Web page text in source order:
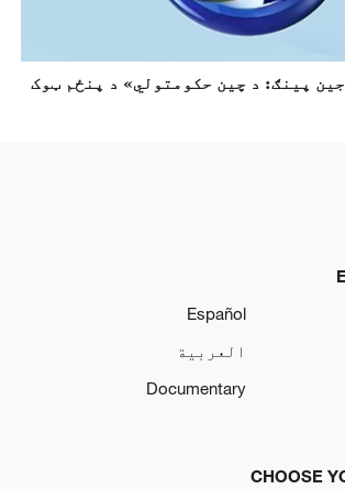
پینګ: د چين حکومتولي» د پنځم ټوک
Español
العربية
Documentary
CHOOSE